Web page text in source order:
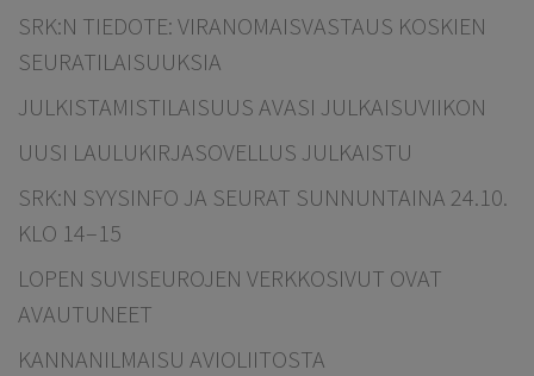
SRK:N TIEDOTE: VIRANOMAISVASTAUS KOSKIEN
SEURATILAISUUKSIA
JULKISTAMISTILAISUUS AVASI JULKAISUVIIKON
UUSI LAULUKIRJASOVELLUS JULKAISTU
SRK:N SYYSINFO JA SEURAT SUNNUNTAINA 24.10.
KLO 14–15
LOPEN SUVISEUROJEN VERKKOSIVUT OVAT
AVAUTUNEET
KANNANILMAISU AVIOLIITOSTA